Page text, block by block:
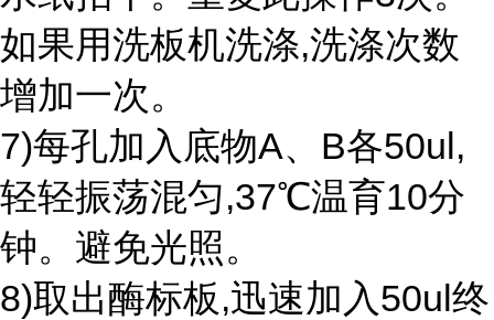
如果用洗板机洗涤,洗涤次数
增加一次。
7)每孔加入底物A、B各50ul,
轻轻振荡混匀,37℃温育10分
钟。避免光照。
8)取出酶标板,迅速加入50ul终